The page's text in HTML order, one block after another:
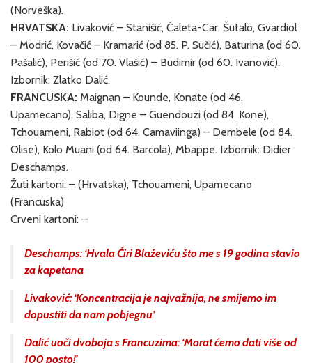
(Norveška).
HRVATSKA: Livaković – Stanišić, Ćaleta-Car, Šutalo, Gvardiol
– Modrić, Kovačić – Kramarić (od 85. P. Sučić), Baturina (od 60.
Pašalić), Perišić (od 70. Vlašić) – Budimir (od 60. Ivanović).
Izbornik: Zlatko Dalić.
FRANCUSKA: Maignan – Kounde, Konate (od 46.
Upamecano), Saliba, Digne – Guendouzi (od 84. Kone),
Tchouameni, Rabiot (od 64. Camaviinga) – Dembele (od 84.
Olise), Kolo Muani (od 64. Barcola), Mbappe. Izbornik: Didier
Deschamps.
Žuti kartoni: – (Hrvatska), Tchouameni, Upamecano
(Francuska)
Crveni kartoni: –
Deschamps: ‘Hvala Ćiri Blaževiću što me s 19 godina stavio
za kapetana
Livaković: ‘Koncentracija je najvažnija, ne smijemo im
dopustiti da nam pobjegnu’
Dalić uoči dvoboja s Francuzima: ‘Morat ćemo dati više od
100 posto!’